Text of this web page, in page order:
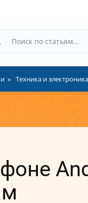
Техника и электроника